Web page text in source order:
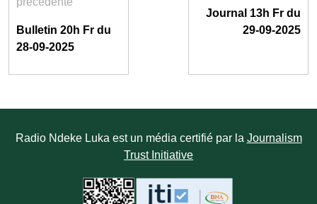
Bulletin 20h Fr du
28-09-2025
Journal 13h Fr du
29-09-2025
Radio Ndeke Luka est un média certifié par la Journalism
Trust Initiative